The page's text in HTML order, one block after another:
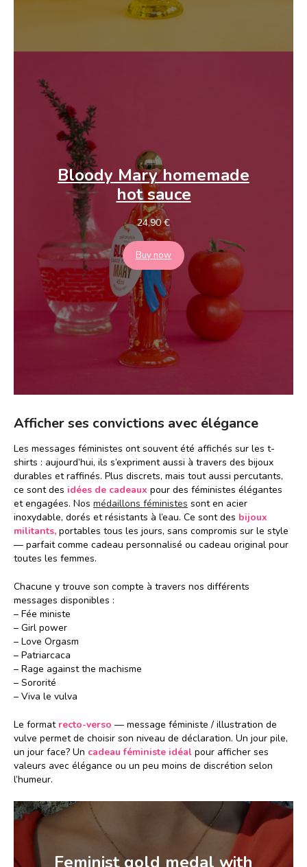
Bloody Maryhomemade
hot sauce
24,90€
Buy now
Afficher ses convictions avec élégance
Les messages féministes ont souvent été affichés sur les t-
shirts : aujourd’hui, ils s’expriment aussi à travers des bijoux
durables et raffinés. Plus discrets, mais tout aussi percutants,
ce sont des idées de cadeaux pour des féministes élégantes
et engagées. Nos médaillons féministes sont en acier
inoxydable, dorés et résistants à l’eau. Ce sont des bijoux
militants, portables tous les jours, sans compromis sur le style
— parfait comme cadeau personnalisé ou cadeau original pour
toutes les femmes.
Chacune y trouve son compte à travers nos différents
messages disponibles :
– Fée ministe
– Girl power
– Love Orgasm
– Patriarcaca
– Rage against the machisme
– Sororité
– Viva le vulva
Le format recto-verso — message féministe / illustration de
vulve permet de choisir son niveau de déclaration. Un jour pile,
un jour face? Un cadeau féministe idéal pour afficher ses
valeurs avec élégance ou un peu moins de discrétion selon
l’humeur.
Feminist gold medal with